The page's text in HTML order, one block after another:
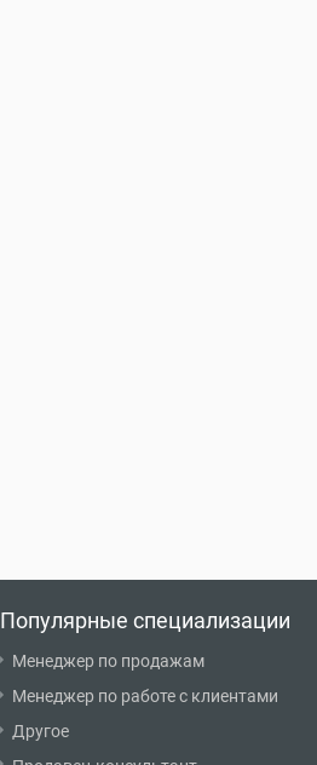
Популярные специализации
Менеджер по продажам
Менеджер по работе с клиентами
Другое